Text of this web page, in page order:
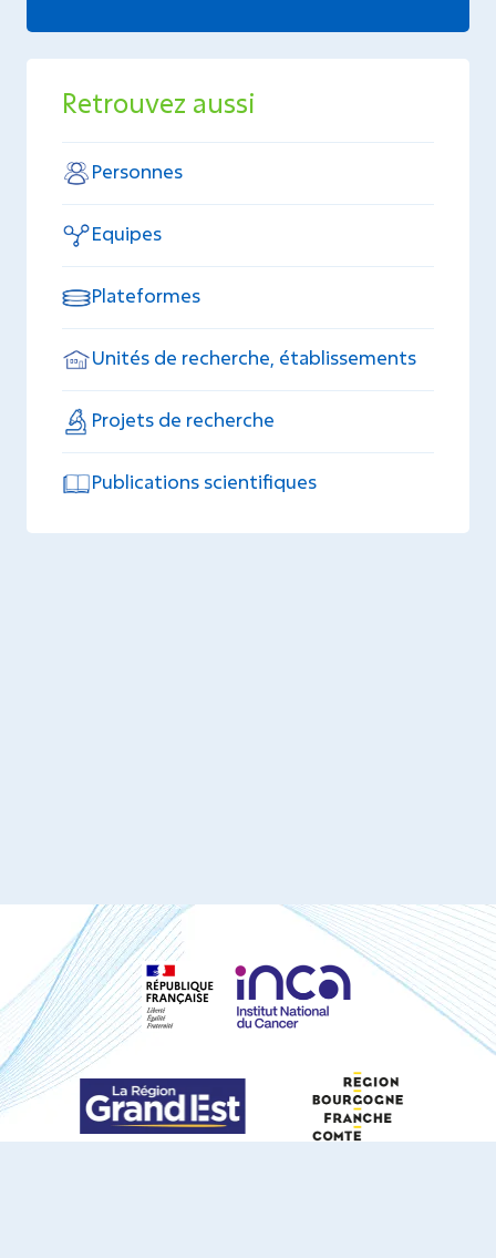
Retrouvez aussi
Personnes
Equipes
Plateformes
Unités de recherche, établissements
Projets de recherche
Publications scientifiques